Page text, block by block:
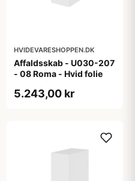
HVIDEVARESHOPPEN.DK
Affaldsskab - U030-207
- 08 Roma - Hvid folie
5.243,00 kr